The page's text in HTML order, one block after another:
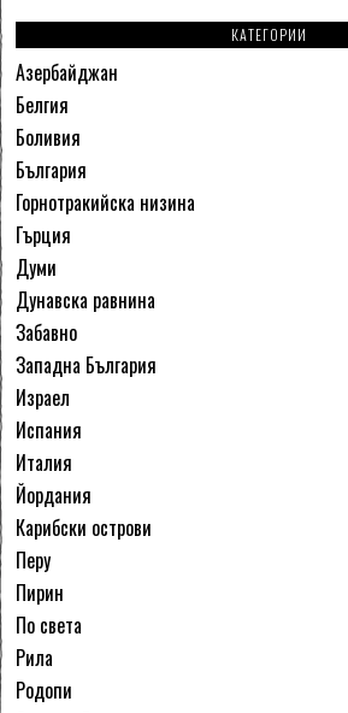
КАТЕГОРИИ
Азербайджан
Белгия
Боливия
България
Горнотракийска низина
Гърция
Думи
Дунавска равнина
Забавно
Западна България
Израел
Испания
Италия
Йордания
Карибски острови
Перу
Пирин
По света
Рила
Родопи